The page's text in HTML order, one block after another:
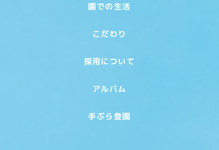
園での生活
こだわり
採用について
アルバム
手ぶら登園